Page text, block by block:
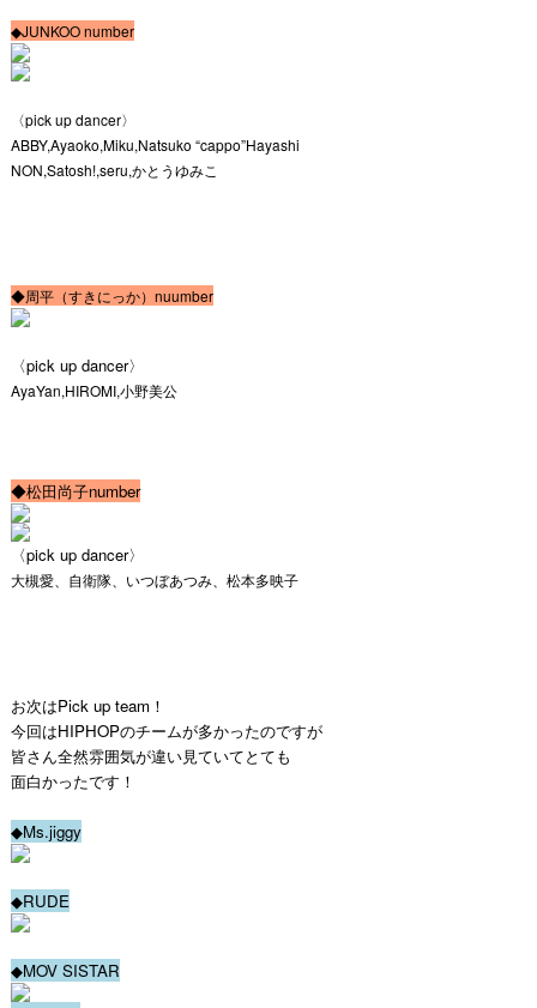
◆JUNKOO number
〈pick up dancer〉
ABBY,Ayaoko,Miku,Natsuko “cappo”Hayashi
NON,Satosh!,seru,かとうゆみこ
◆周平（すきにっか）nuumber
〈pick up dancer〉
AyaYan,HIROMI,小野美公
◆松田尚子number
〈pick up dancer〉
大槻愛、自衛隊、いつぼあつみ、松本多映子
お次はPick up team！
今回はHIPHOPのチームが多かったのですが
皆さん全然雰囲気が違い見ていてとても
面白かったです！
◆Ms.jiggy
◆RUDE
◆MOV SISTAR